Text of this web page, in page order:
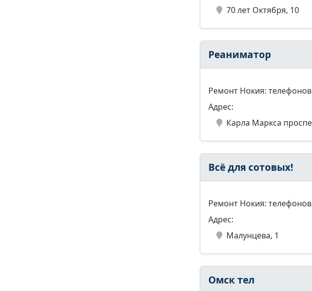
70 лет Октября, 10
Реаниматор
Ремонт Нокия: телефонов
Адрес:
Карла Маркса
Всё для сотовых!
Ремонт Нокия: телефонов
Адрес:
Малунцева, 1
Омск тел